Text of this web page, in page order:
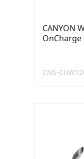
CANYON
OnCharge
CNS-